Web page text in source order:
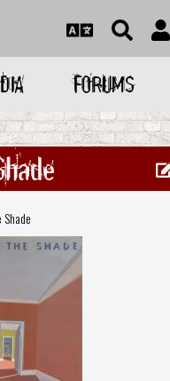
FORUMS
Shade